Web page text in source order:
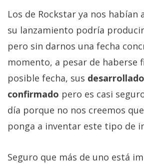
/
Aviso
Legal
comunicación
digital donde
encontrarás
todas las
noticias sobre
tecnología,
apps,
Los de Rockstar ya nos habían
su lanzamiento podría
pero sin darnos una fecha
momento, a pesar de haberse
posible fecha, sus
confirmado pero es casi
día porque no nos creemos
ponga a inventar este tipo de
Seguro que más de uno está